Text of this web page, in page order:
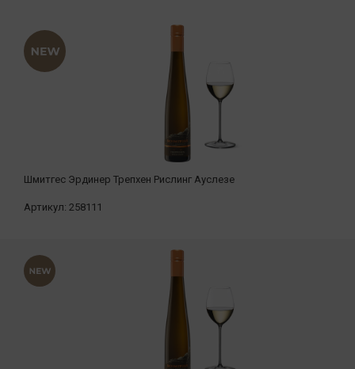
Шмитгес Эрдинер Трепхен Рислинг Ауслезе
Артикул: 258111